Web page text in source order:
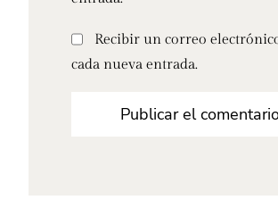
Recibir un correo
cada nueva entrada.